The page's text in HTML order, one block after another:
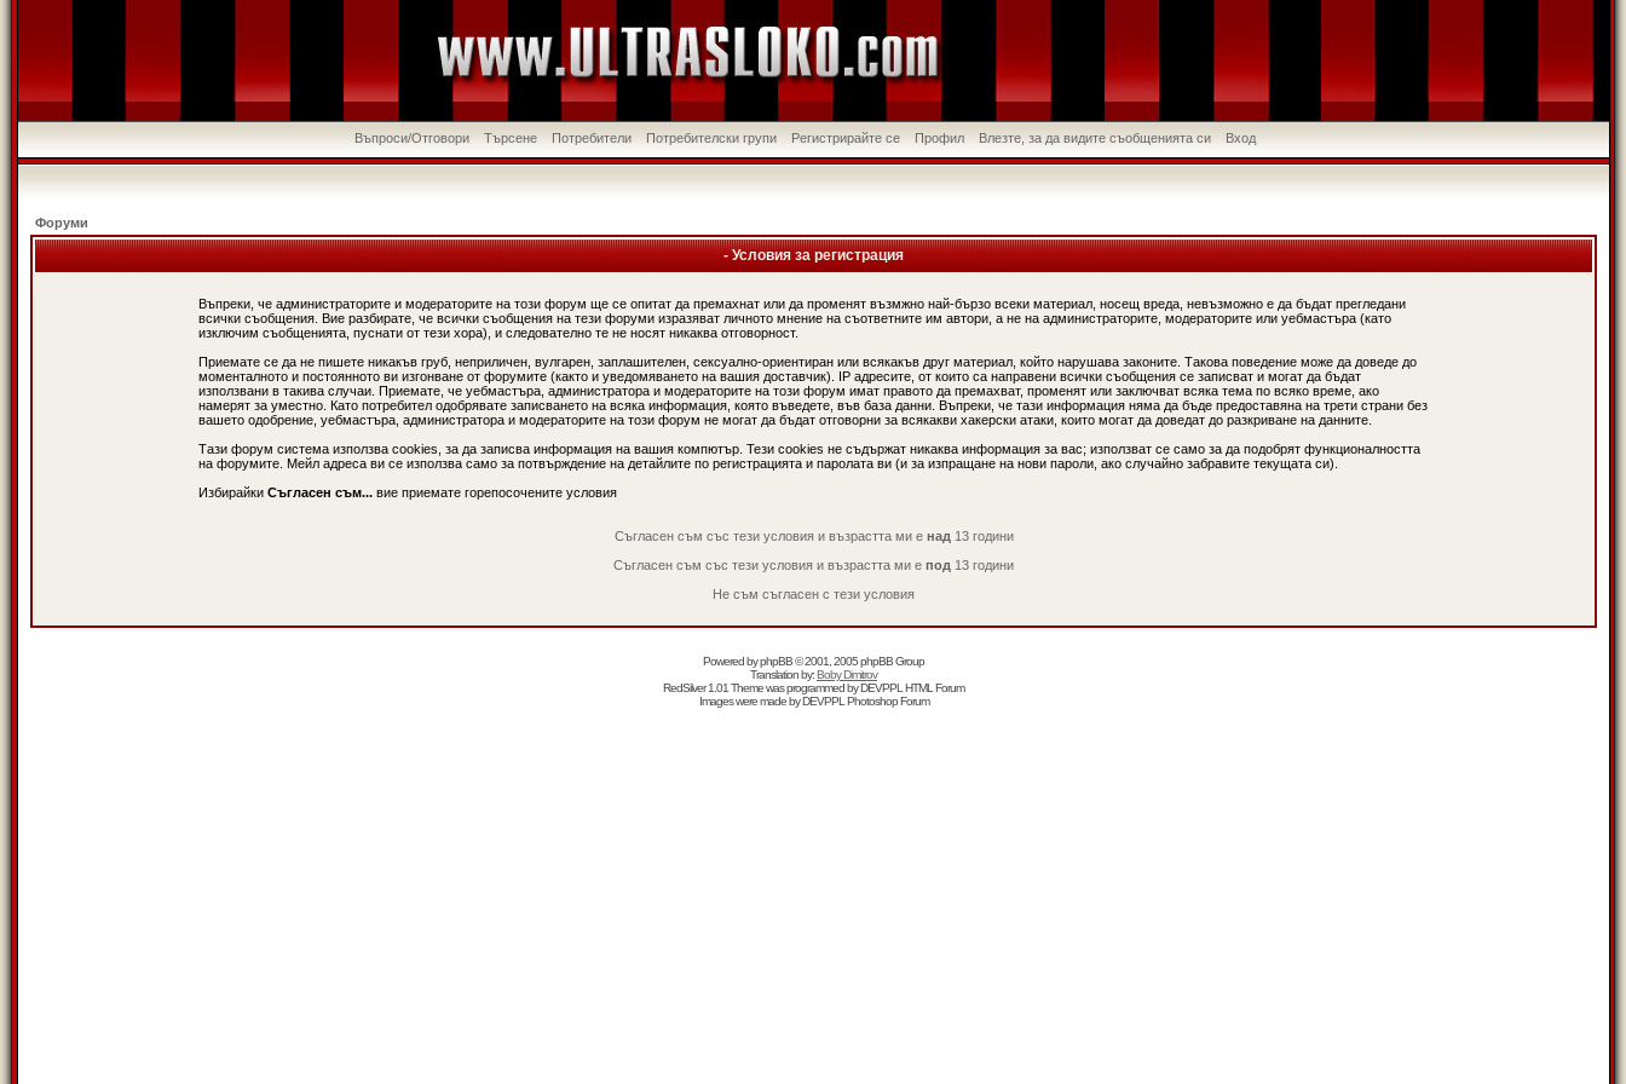
Въпроси/Отговори Търсене Потребители Потребителски групи Регистрирайте се Профил Влезте, за да видите съобщенията си Вход
Форуми
- Условия за регистрация
Въпреки, че администраторите и модераторите на този форум ще се опитат да премахнат или да променят възмжно най-бързо всеки материал, носещ вреда, невъзможно е да бъдат прегледани
всички съобщения. Вие разбирате, че всички съобщения на тези форуми изразяват личното мнение на съответните им автори, а не на администраторите, модераторите или уебмастъра (като
изключим съобщенията, пуснати от тези хора), и следователно те не носят никаква отговорност.
Приемате се да не пишете никакъв груб, неприличен, вулгарен, заплашителен, сексуално-ориентиран или всякакъв друг материал, който нарушава законите. Такова поведение може да доведе до
моменталното и постоянното ви изгонване от форумите (както и уведомяването на вашия доставчик). IP адресите, от които са направени всички съобщения се записват и могат да бъдат
използвани в такива случаи. Приемате, че уебмастъра, администратора и модераторите на този форум имат правото да премахват, променят или заключват всяка тема по всяко време, ако
намерят за уместно. Като потребител одобрявате записването на всяка информация, която въведете, във база данни. Въпреки, че тази информация няма да бъде предоставяна на трети страни без
вашето одобрение, уебмастъра, администратора и модераторите на този форум не могат да бъдат отговорни за всякакви хакерски атаки, които могат да доведат до разкриване на данните.
Тази форум система използва cookies, за да записва информация на вашия компютър. Тези cookies не съдържат никаква информация за вас; използват се само за да подобрят функционалността
на форумите. Мейл адреса ви се използва само за потвърждение на детайлите по регистрацията и паролата ви (и за изпращане на нови пароли, ако случайно забравите текущата си).
Избирайки Съгласен съм...вие приемате горепосочените условия
Съгласен съм със тези условия и възрастта ми е над 13 години
Съгласен съм със тези условия и възрастта ми е под 13 години
Не съм съгласен с тези условия
Powered byphpBB© 2001, 2005 phpBB Group
Translation by:Boby Dimitrov
RedSilver 1.01 Theme was programmed byDEVPPL HTML Forum
Images were made byDEVPPL Photoshop Forum